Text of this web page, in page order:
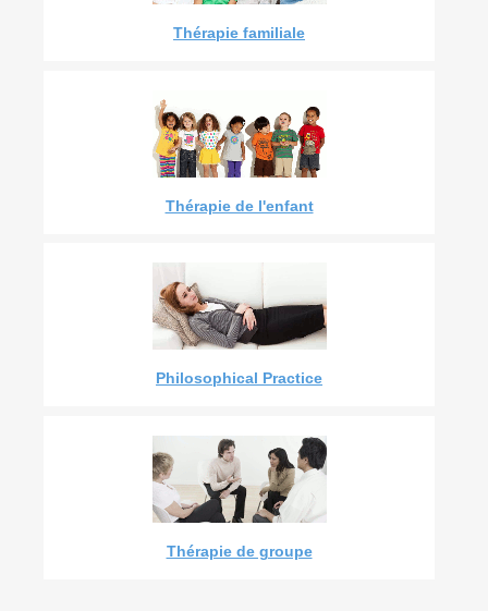
Thérapie familiale
Thérapie de l'enfant
Philosophical Practice
Thérapie de groupe